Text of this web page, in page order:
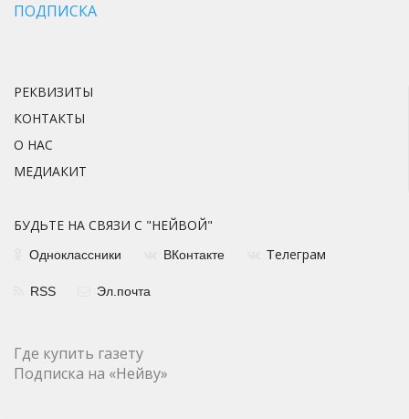
ПОДПИСКА
РЕКВИЗИТЫ
КОНТАКТЫ
О НАС
МЕДИАКИТ
БУДЬТЕ НА СВЯЗИ С "НЕЙВОЙ"
Одноклассники ВКонтакте Телеграм
RSS Эл.почта
Где купить газету
Подписка на «Нейву»